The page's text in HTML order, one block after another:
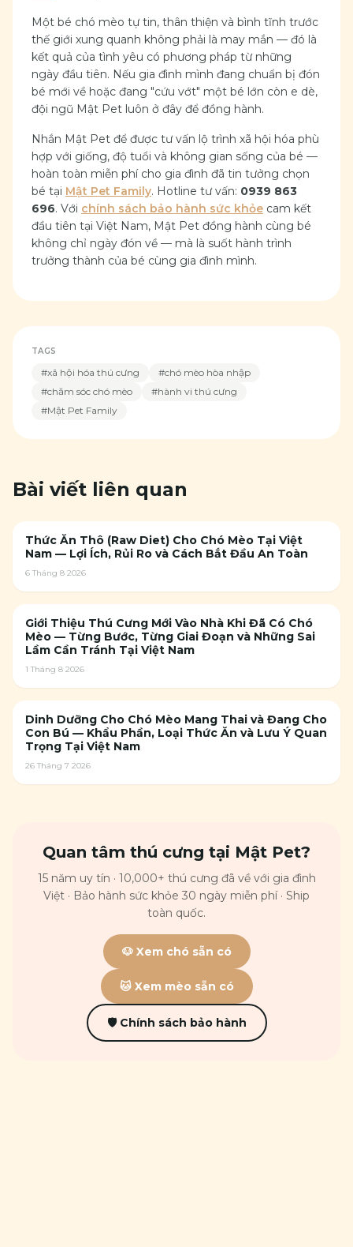
Một bé chó mèo tự tin, thân thiện và bình tĩnh trước
thế giới xung quanh không phải là may mắn — đó là
kết quả của tình yêu có phương pháp từ những
ngày đầu tiên. Nếu gia đình mình đang chuẩn bị đón
bé mới về hoặc đang "cứu vớt" một bé lớn còn e dè,
đội ngũ Mật Pet luôn ở đây để đồng hành.
Nhắn Mật Pet để được tư vấn lộ trình xã hội hóa phù
hợp với giống, độ tuổi và không gian sống của bé —
hoàn toàn miễn phí cho gia đình đã tin tưởng chọn
bé tại Mật Pet Family. Hotline tư vấn: 0939 863
696. Với chính sách bảo hành sức khỏe cam kết
đầu tiên tại Việt Nam, Mật Pet đồng hành cùng bé
không chỉ ngày đón về — mà là suốt hành trình
trưởng thành của bé cùng gia đình mình.
TAGS
#xã hội hóa thú cưng #chó mèo hòa nhập
#chăm sóc chó mèo #hành vi thú cưng
#Mật Pet Family
Bài viết liên quan
Thức Ăn Thô (Raw Diet) Cho Chó Mèo Tại Việt
Nam — Lợi Ích, Rủi Ro và Cách Bắt Đầu An Toàn
6 Tháng 8 2026
Giới Thiệu Thú Cưng Mới Vào Nhà Khi Đã Có Chó
Mèo — Từng Bước, Từng Giai Đoạn và Những Sai
Lầm Cần Tránh Tại Việt Nam
1 Tháng 8 2026
Dinh Dưỡng Cho Chó Mèo Mang Thai và Đang Cho
Con Bú — Khẩu Phần, Loại Thức Ăn và Lưu Ý Quan
Trọng Tại Việt Nam
26 Tháng 7 2026
Quan tâm thú cưng tại Mật Pet?
15 năm uy tín · 10,000+ thú cưng đã về với gia đình
Việt · Bảo hành sức khỏe 30 ngày miễn phí · Ship
toàn quốc.
🐶 Xem chó sẵn có
🐱 Xem mèo sẵn có
🛡 Chính sách bảo hành